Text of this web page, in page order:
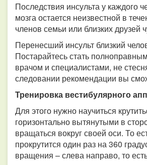
Последствия инсульта у каждого
мозга остается неизвестной в
членов семьи или близких друзей
Перенесший инсульт близкий
Постарайтесь стать
врачом и специалистами, не
следовании рекомендации вы
Тренировка вестибулярного
Для этого нужно научиться
горизонтально вытянутыми в
вращаться вокруг своей оси. То
прокрутится один раз на 360
вращения – слева направо, то